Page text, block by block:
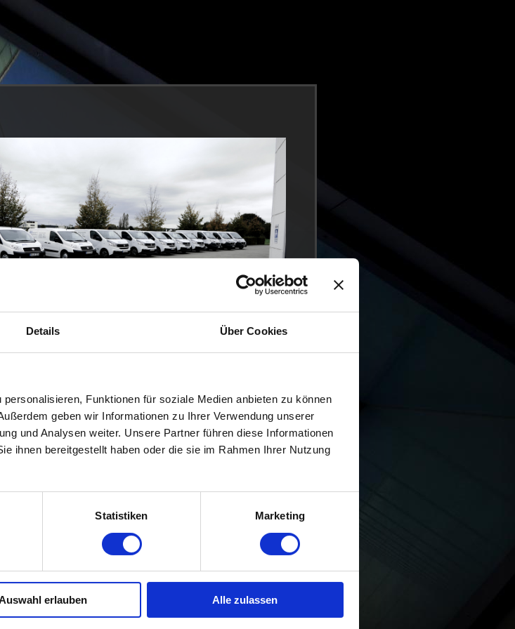
Details Über Cookies
Funktionen für soziale Medien anbieten zu können
geben wir Informationen zu Ihrer Verwendung unserer
und Analysen weiter. Unsere Partner führen diese Informationen
ihnen bereitgestellt haben oder die sie im Rahmen Ihrer Nutzung
Statistiken Marketing
erlauben Alle zulassen